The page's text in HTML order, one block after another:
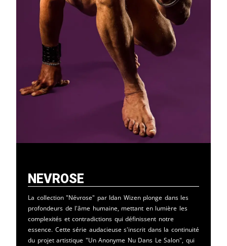
Nevrose
La collection "Névrose" par Idan Wizen plonge dans les
profondeurs de l'âme humaine, mettant en lumière les
complexités et contradictions qui définissent notre
essence. Cette série audacieuse s'inscrit dans la continuité
du projet artistique "Un Anonyme Nu Dans Le Salon", qui